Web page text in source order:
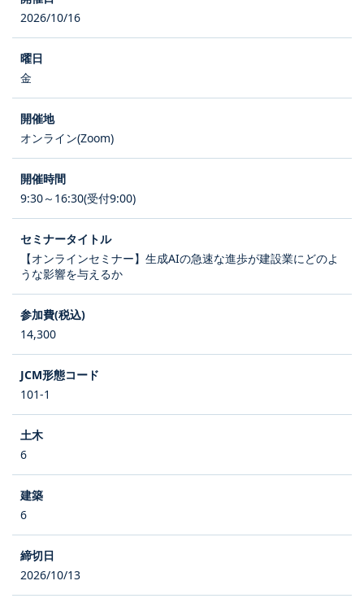
2026/10/16
金
オンライン(Zoom)
9:30～16:30(受付9:00)
【オンラインセミナー】生成AIの急速な進歩が建設業にどのよ
うな影響を与えるか
14,300
101-1
6
6
2026/10/13